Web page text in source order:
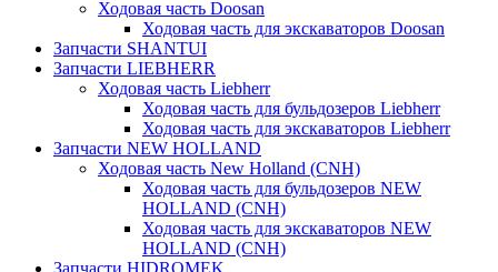
Ходовая часть Doosan
Ходовая часть для экскаваторов Doosan
Запчасти SHANTUI
Запчасти LIEBHERR
Ходовая часть Liebherr
Ходовая часть для бульдозеров Liebherr
Ходовая часть для экскаваторов Liebherr
Запчасти NEW HOLLAND
Ходовая часть New Holland (CNH)
Ходовая часть для бульдозеров NEW
HOLLAND (CNH)
Ходовая часть для экскаваторов NEW
HOLLAND (CNH)
Запчасти HIDROMEK